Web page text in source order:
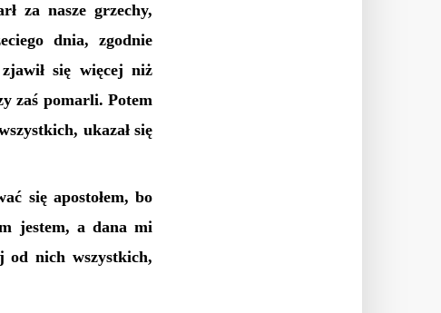
za nasze grzechy,
dnia, zgodnie
się więcej niż
zaś pomarli. Potem
ukazał się
się apostołem, bo
jestem, a dana mi
od nich wszystkich,